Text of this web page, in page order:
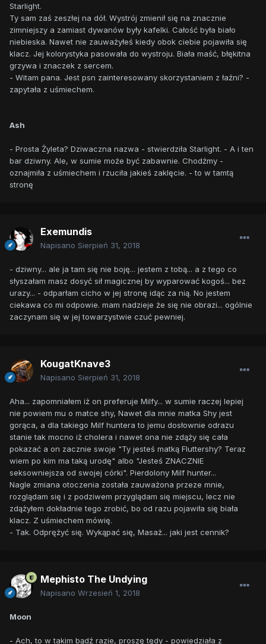
Starlight.
Ty sam zaś zeszłej na dół. Wystrój zmienił się na znacznie
zimniejszy a zamiast dywanów były kafelki. Całość była biało
niebieska. Nawet nie zauważyłeś kiedy obok ciebie pojawiła się
klacz. Jej kolorystyka pasowała do wystroju. Biała maść, błękitna
grzywa i znaczek z sercem.
- Witam pana. Jest psn zainteresowany skorzystaniem z łaźni? -
zapytała z uśmiechem.
Ash
- Prosta Żyleta? Dziwaczna nazwa - stwierdziła Starlight. - A i ten
bar dziwny. Ale, w sumie może być zabawnie. Chodźmy -
oznajmiła z uśmiechem i rzuciła jakieś zaklęcie. - to w tamtą
stronę
Exemundis
Napisano Sierpień 31, 2018
- dziwny... ale ja tam się nie boję... jestem z tobą... a z tego co
słyszałam masz dosyć sił magicznej by wyparować kogoś... bez
urazy... - odparłam cicho w jej stronę idąc za nią. No jestem
ciekawa co mi odpowie. mam nadzieje że się nie obrazi... ogólnie
zaczynam się w jej towarzystwie czuć pewniej.
KougatKnave3
Napisano Sierpień 31, 2018
Aha... zapomniałem iż on preferuje Milfy... w sumie raczej lepiej
nie powiem mu o matce shy, Nawet dla mnie matka Shy jest
gorąca, a dla takiego Milf huntera to jemu dosłownie odrazu
stanie tak mocno iż cholera i nawet ona nie zdąży się cała
pokazać a on zacznie swoje "Ty jesteś matką Fluttershy? Teraz
wiem po kim ma taką urodę" albo "Jesteś ZNACZNIE
seksowniejsza od swojej córki". Pierdolony Milf hunter...
Nagle zmiana otoczenia została zauważona przeze mnie,
rozglądam się i z podziwem przyglądam się miejscu, lecz nie
zdążyłem dokładnie tego zrobić, bo od razu pojawiła się biała
klacz. Z uśmiechem mówię.
- Tak. Odprężyć się. Wykąpać się, Masaż... jaki jest cennik?
Mephisto The Undying
Napisano Wrzesień 1, 2018
Moon
- Ach, to w takim bądź razie, proszę tędy - powiedziała z